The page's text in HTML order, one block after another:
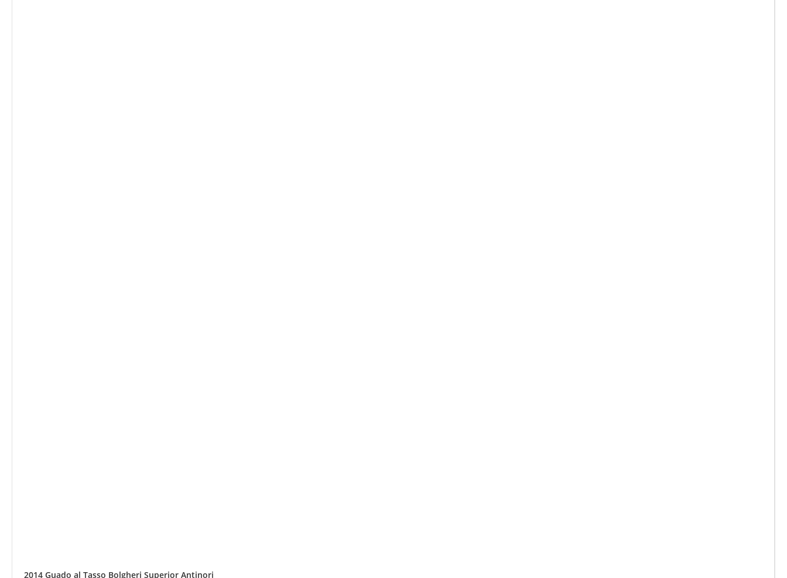
2014 Guado al Tasso Bolgheri Superior Antinori